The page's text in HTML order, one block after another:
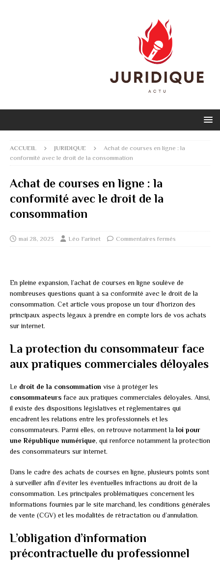
ACCUEIL JURIDIQUE
Achat de courses en ligne : la
conformité avec le droit de la consommation
Achat de courses en ligne : la
conformité avec le droit de la
consommation
mai 28, 2023 Léo Farinet Commentaires fermés
En pleine expansion, l’achat de courses en ligne soulève de
nombreuses questions quant à sa conformité avec le droit de la
consommation. Cet article vous propose un tour d’horizon des
principaux aspects légaux à prendre en compte lors de vos achats
sur internet.
La protection du consommateur face
aux pratiques commerciales déloyales
Le droit de la consommation vise à protéger les
consommateurs face aux pratiques commerciales déloyales. Ainsi,
il existe des dispositions législatives et réglementaires qui
encadrent les relations entre les professionnels et les
consommateurs. Parmi elles, on retrouve notamment la loi pour
une République numérique, qui renforce notamment la protection
des consommateurs sur internet.
Dans le cadre des achats de courses en ligne, plusieurs points sont
à surveiller afin d’éviter les éventuelles infractions au droit de la
consommation. Les principales problématiques concernent les
informations fournies par le site marchand, les conditions générales
de vente (CGV) et les modalités de rétractation ou d’annulation.
L’obligation d’information
précontractuelle du professionnel